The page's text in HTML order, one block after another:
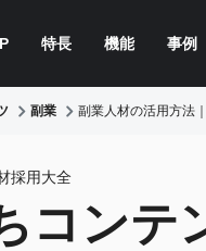
特長 機能 事例
副業 副業人材の活用方法
採用大全
コンテ